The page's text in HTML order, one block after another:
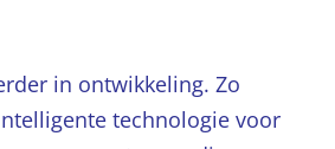
in ontwikkeling. Zo
technologie voor